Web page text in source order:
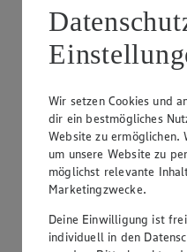
1.99
Festpreis von
1 kg
Wir setzen Cookies und
dir ein bestmögliches
Website zu ermöglichen.
um unsere Website zu
möglichst relevante
Marketingzwecke.
Deine Einwilligung ist
individuell in den